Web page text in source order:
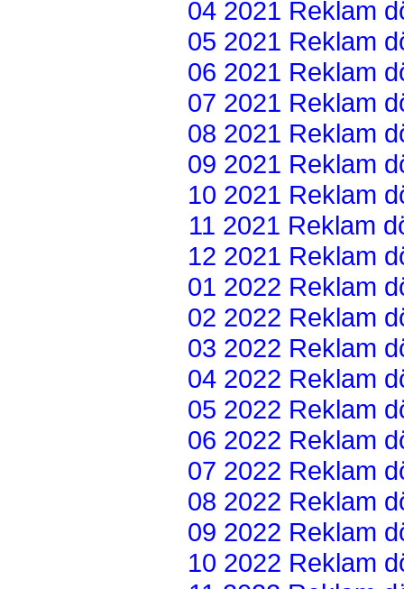
04 2021 Reklam
05 2021 Reklam
06 2021 Reklam
07 2021 Reklam
08 2021 Reklam
09 2021 Reklam
10 2021 Reklam
11 2021 Reklam
12 2021 Reklam
01 2022 Reklam
02 2022 Reklam
03 2022 Reklam
04 2022 Reklam
05 2022 Reklam
06 2022 Reklam
07 2022 Reklam
08 2022 Reklam
09 2022 Reklam
10 2022 Reklam